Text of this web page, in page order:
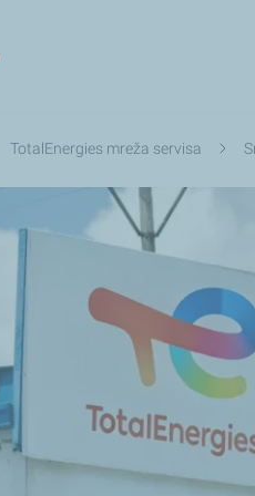
TotalEnergies mreža servisa